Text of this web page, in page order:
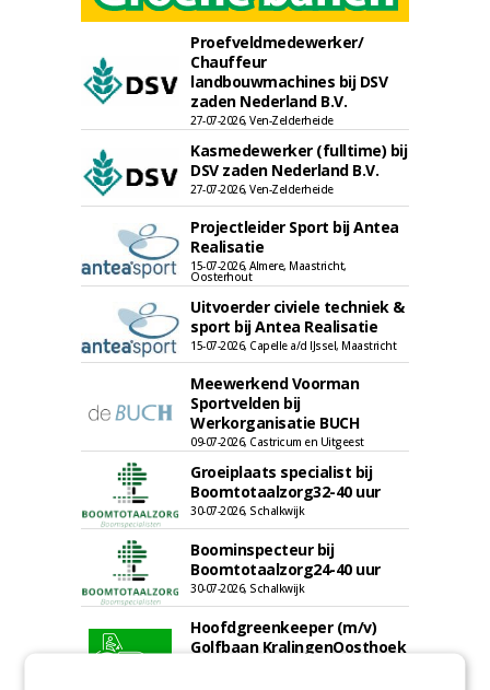
Proefveldmedewerker/
Chauffeur
landbouwmachines bij DSV
zaden Nederland B.V.
27-07-2026, Ven-Zelderheide
Kasmedewerker (fulltime) bij
DSV zaden Nederland B.V.
27-07-2026, Ven-Zelderheide
Projectleider Sport bij Antea
Realisatie
15-07-2026, Almere, Maastricht,
Oosterhout
Uitvoerder civiele techniek &
sport bij Antea Realisatie
15-07-2026, Capelle a/d IJssel, Maastricht
Meewerkend Voorman
Sportvelden bij
Werkorganisatie BUCH
09-07-2026, Castricum en Uitgeest
Groeiplaats specialist bij
Boomtotaalzorg32-40 uur
30-07-2026, Schalkwijk
Boominspecteur bij
Boomtotaalzorg24-40 uur
30-07-2026, Schalkwijk
Hoofdgreenkeeper (m/v)
Golfbaan KralingenOosthoek